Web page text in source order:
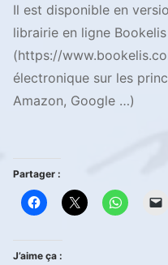
Il est disponible en
librairie en ligne Bookelis
(https://
électronique sur les
Amazon, Google …)
Partager :
J’aime ça :